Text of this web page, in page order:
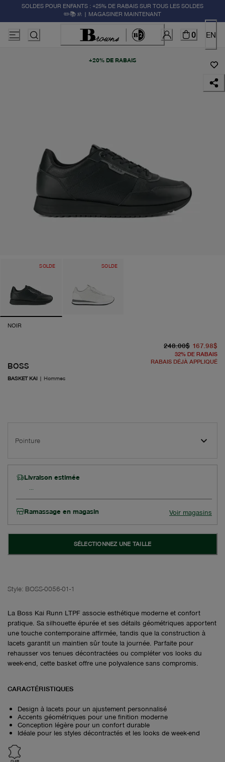
SOLDES POUR ENFANTS : +25% DE RABAIS SUR TOUS LES SOLDES
✏️📚🚸 | MAGASINER MAINTENANT
0 EN
+20% DE RABAIS
SOLDE SOLDE
NOIR
BOSS
BASKET KAI | Hommes
248.00$ 167.98$
32% DE RABAIS
RABAIS DÉJÀ APPLIQUÉ
Pointure
Livraison estimée
Ramassage en magasin Voir magasins
SÉLECTIONNEZ UNE TAILLE
Style: BOSS-0056-01-1
La Boss Kai Runn LTPF associe esthétique moderne et confort
pratique. Sa silhouette épurée et ses détails géométriques apportent
une touche contemporaine affirmée, tandis que la construction à
lacets garantit un maintien sûr toute la journée. Parfaite pour
rehausser vos tenues décontractées ou compléter vos looks du
week-end, cette basket offre une polyvalence sans compromis.
CARACTÉRISTIQUES
Design à lacets pour un ajustement personnalisé
Accents géométriques pour une finition moderne
Conception légère pour un confort durable
Idéale pour les styles décontractés et les looks de week-end
CUIR